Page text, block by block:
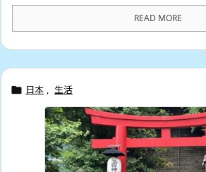
READ MORE
 日本 生活